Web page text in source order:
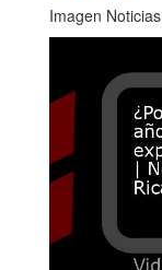
Imagen Noticias